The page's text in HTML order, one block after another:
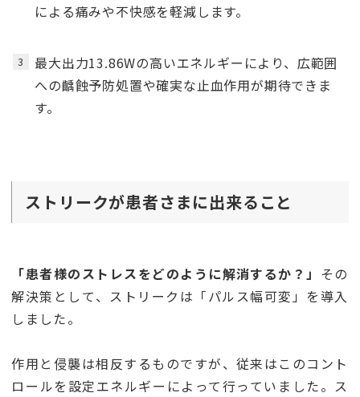
による痛みや不快感を軽減します。
最大出力13.86Wの高いエネルギーにより、広範囲
への齲蝕予防処置や確実な止血作用が期待できま
す。
ストリークが患者さまに出来ること
「患者様のストレスをどのように解消するか？」 その
解決策として、ストリークは「パルス幅可変」を導入
しました。
作用と侵襲は相反するものですが、従来はこのコント
ロールを設定エネルギーによって行っていました。ス